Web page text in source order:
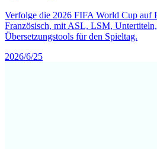
Verfolge die 2026 FIFA World Cup auf
Französisch, mit ASL, LSM, Untertiteln,
Übersetzungstools für den Spieltag.
2026/6/25